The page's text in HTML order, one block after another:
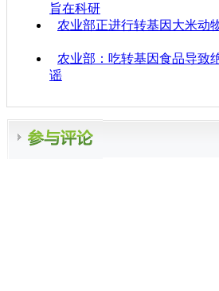
旨在科研
农业部正进行转基因大米动
农业部：吃转基因食品导致
谣